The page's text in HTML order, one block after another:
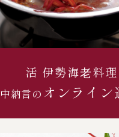
活 伊勢海⽼料理
中納言の オンライン